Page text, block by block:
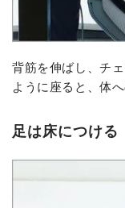
背筋を伸ばし、チ
ように座ると、体
足は床につける